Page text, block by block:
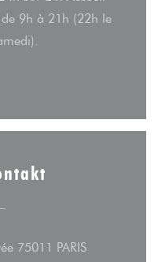
9h à 21h (22h le
75011 PARIS((otevře se v